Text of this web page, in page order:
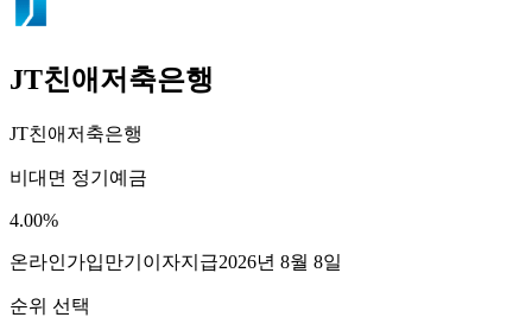
JT친애저축은행
JT친애저축은행
비대면 정기예금
4.00%
온라인가입만기이자지급2026년 8월 8일
순위 선택